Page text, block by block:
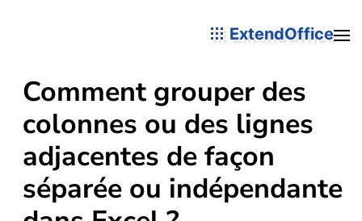
ExtendOffice
Comment grouper des
colonnes ou des lignes
adjacentes de façon
séparée ou indépendante